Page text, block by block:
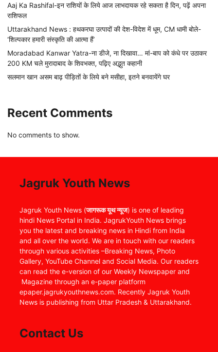
Aaj Ka Rashifal-इन राशियों के लिये आज लाभदायक रहे सकता है दिन, पढ़ें अपना
राशिफल
Uttarakhand News : हथकरघा उत्पादों की देश-विदेश में धूम, CM धामी बोले-
‘शिल्पकार हमारी संस्कृति की आत्मा हैं’
Moradabad Kanwar Yatra-ना डीजे, ना दिखावा… मां-बाप को कंधे पर उठाकर
200 KM चले मुरादाबाद के शिवभक्त, पढ़िए अद्भुत कहानी
सलमान खान असम बाढ़ पीड़ितों के लिये बने मसीहा, इतने बनवायेंगे घर
Recent Comments
No comments to show.
Jagruk Youth News
Jagruk Youth News (जागरूक यूथ न्यूज) is one of leading
hindi News Portal in India. JagrukYouth News brings
you the latest and breaking news in Hindi from India
and all over the world. We are in touch with our readers
through various activities –Breaking News, Photo
Gallery, YouTube Channel and Social Media. Our readers
can read the e-version of our Weekly Newspaper and
Magazine through an e-paper platform
epaper.jagrukyouthnews.com. Recently Jagruk Youth
News is publishing from Uttar Pradesh & Uttarakhand.
Contact Us